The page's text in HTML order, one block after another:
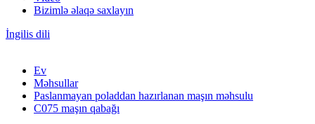
Bizimlə əlaqə saxlayın
İngilis dili
Ev
Məhsullar
Paslanmayan poladdan hazırlanan maşın məhsulu
C075 maşın qabağı